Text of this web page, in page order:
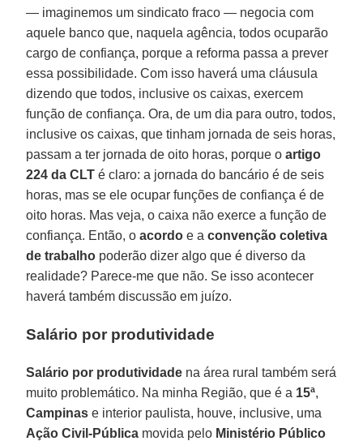
— imaginemos um sindicato fraco — negocia com
aquele banco que, naquela agência, todos ocuparão
cargo de confiança, porque a reforma passa a prever
essa possibilidade. Com isso haverá uma cláusula
dizendo que todos, inclusive os caixas, exercem
função de confiança. Ora, de um dia para outro, todos,
inclusive os caixas, que tinham jornada de seis horas,
passam a ter jornada de oito horas, porque oartigo
224 da CLT é claro: a jornada do bancário é de seis
horas, mas se ele ocupar funções de confiança é de
oito horas. Mas veja, o caixa não exerce a função de
confiança. Então, oacordo e aconvenção coletiva
de trabalho poderão dizer algo que é diverso da
realidade? Parece-me que não. Se isso acontecer
haverá também discussão em juízo.
Salário por produtividade
Salário por produtividade na área rural também será
muito problemático. Na minha Região, que é a 15ª,
Campinas e interior paulista, houve, inclusive, uma
Ação Civil-Pública movida pelo Ministério Público